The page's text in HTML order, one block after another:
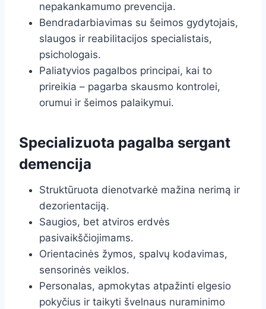
nepakankamumo prevencija.
Bendradarbiavimas su šeimos gydytojais,
slaugos ir reabilitacijos specialistais,
psichologais.
Paliatyvios pagalbos principai, kai to
prireikia – pagarba skausmo kontrolei,
orumui ir šeimos palaikymui.
Specializuota pagalba sergant
demencija
Struktūruota dienotvarkė mažina nerimą ir
dezorientaciją.
Saugios, bet atviros erdvės
pasivaikščiojimams.
Orientacinės žymos, spalvų kodavimas,
sensorinės veiklos.
Personalas, apmokytas atpažinti elgesio
pokyčius ir taikyti švelnaus nuraminimo